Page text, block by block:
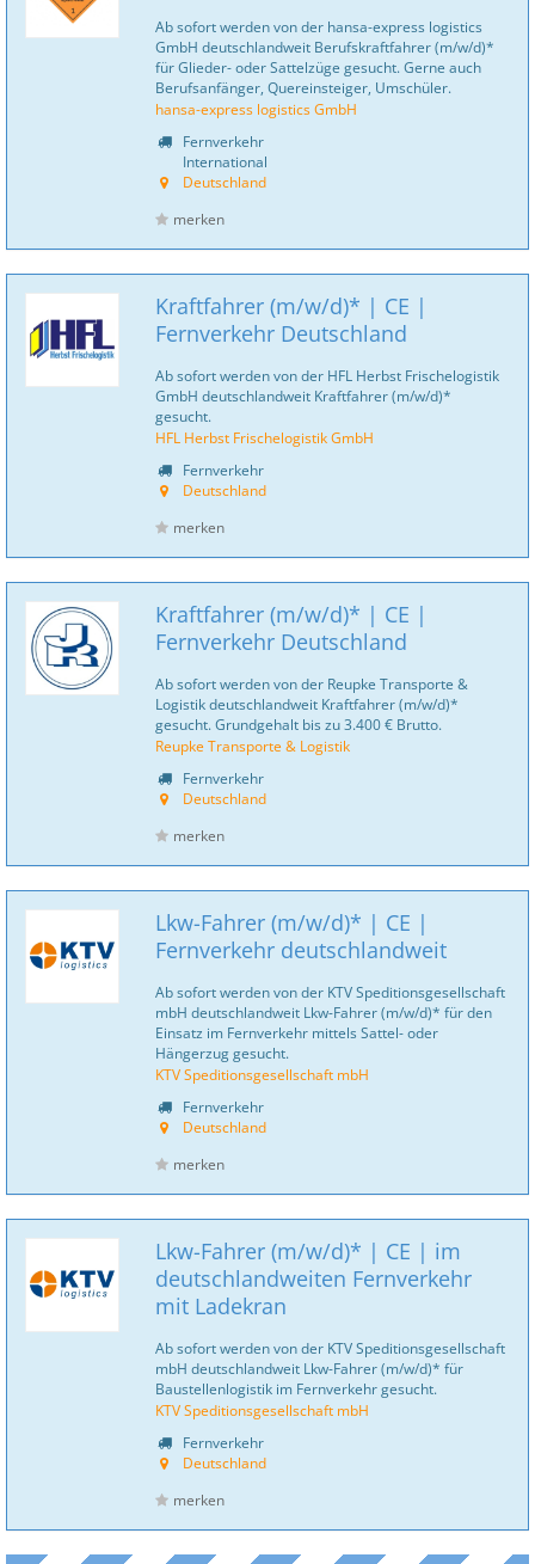
Ab sofort werden von der hansa-express logistics
GmbH deutschlandweit Berufskraftfahrer (m/w/d)*
für Glieder- oder Sattelzüge gesucht. Gerne auch
Berufsanfänger, Quereinsteiger, Umschüler.
hansa-express logistics GmbH
Fernverkehr
International
Deutschland
merken
Kraftfahrer (m/w/d)* | CE |
Fernverkehr Deutschland
Ab sofort werden von der HFL Herbst Frischelogistik
GmbH deutschlandweit Kraftfahrer (m/w/d)*
gesucht.
HFL Herbst Frischelogistik GmbH
Fernverkehr
Deutschland
merken
Kraftfahrer (m/w/d)* | CE |
Fernverkehr Deutschland
Ab sofort werden von der Reupke Transporte &
Logistik deutschlandweit Kraftfahrer (m/w/d)*
gesucht. Grundgehalt bis zu 3.400 € Brutto.
Reupke Transporte & Logistik
Fernverkehr
Deutschland
merken
Lkw-Fahrer (m/w/d)* | CE |
Fernverkehr deutschlandweit
Ab sofort werden von der KTV Speditionsgesellschaft
mbH deutschlandweit Lkw-Fahrer (m/w/d)* für den
Einsatz im Fernverkehr mittels Sattel- oder
Hängerzug gesucht.
KTV Speditionsgesellschaft mbH
Fernverkehr
Deutschland
merken
Lkw-Fahrer (m/w/d)* | CE | im
deutschlandweiten Fernverkehr
mit Ladekran
Ab sofort werden von der KTV Speditionsgesellschaft
mbH deutschlandweit Lkw-Fahrer (m/w/d)* für
Baustellenlogistik im Fernverkehr gesucht.
KTV Speditionsgesellschaft mbH
Fernverkehr
Deutschland
merken